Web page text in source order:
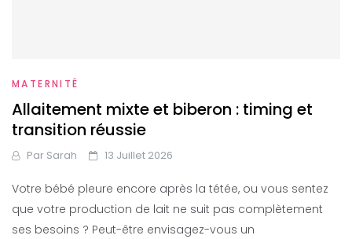
MATERNITÉ
Allaitement mixte et biberon : timing et
transition réussie
Par Sarah 13 Juillet 2026
Votre bébé pleure encore après la tétée, ou vous sentez
que votre production de lait ne suit pas complètement
ses besoins ? Peut-être envisagez-vous un